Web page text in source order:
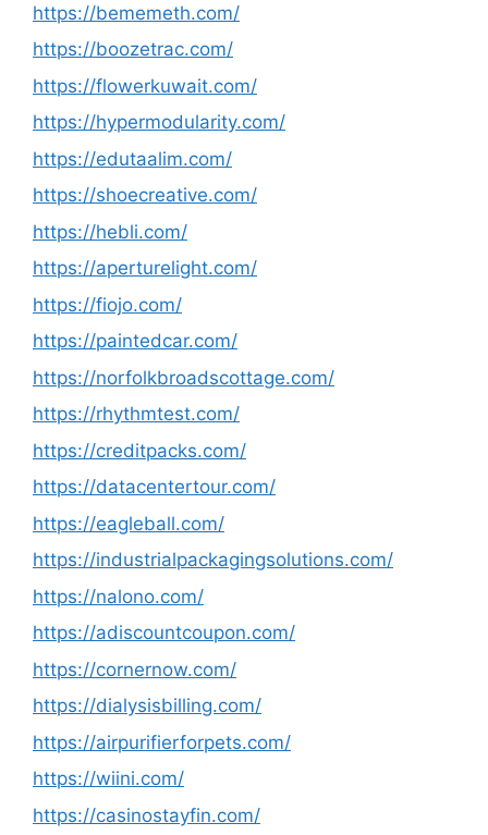
https://bememeth.com/
https://boozetrac.com/
https://flowerkuwait.com/
https://hypermodularity.com/
https://edutaalim.com/
https://shoecreative.com/
https://hebli.com/
https://aperturelight.com/
https://fiojo.com/
https://paintedcar.com/
https://norfolkbroadscottage.com/
https://rhythmtest.com/
https://creditpacks.com/
https://datacentertour.com/
https://eagleball.com/
https://industrialpackagingsolutions.com/
https://nalono.com/
https://adiscountcoupon.com/
https://cornernow.com/
https://dialysisbilling.com/
https://airpurifierforpets.com/
https://wiini.com/
https://casinostayfin.com/